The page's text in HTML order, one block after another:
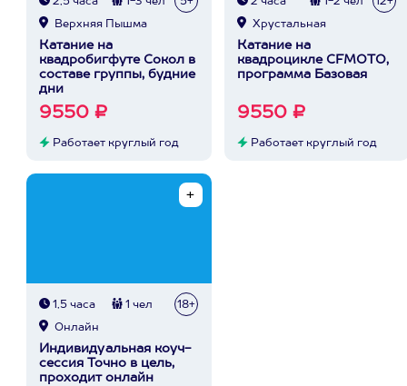
Верхняя Пышма
Катание на
квадробигфуте Сокол в
составе группы, будние
дни
9550 ₽
Работает круглый год
Хрустальная
Катание на
квадроцикле CFMOTO,
программа Базовая
9550 ₽
Работает круглый год
1,5 часа 1 чел 18+
Онлайн
Индивидуальная коуч-
сессия Точно в цель,
проходит онлайн